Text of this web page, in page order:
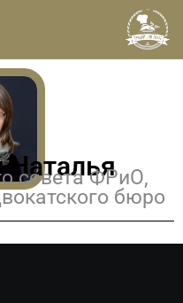
Наталья
совета ФРиО,
бюро